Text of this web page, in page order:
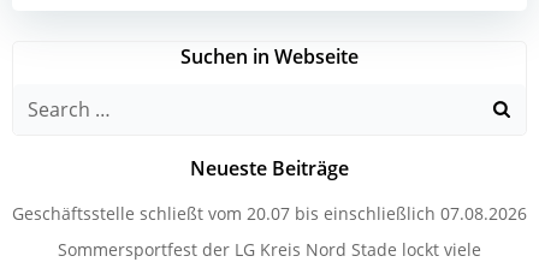
Suchen in Webseite
Search
Neueste Beiträge
Geschäftsstelle schließt vom 20.07 bis einschließlich 07.08.2026
Sommersportfest der LG Kreis Nord Stade lockt viele